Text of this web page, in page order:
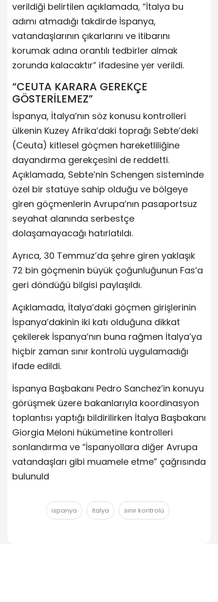
verildiği belirtilen açıklamada, “İtalya bu
adımı atmadığı takdirde İspanya,
vatandaşlarının çıkarlarını ve itibarını
korumak adına orantılı tedbirler almak
zorunda kalacaktır” ifadesine yer verildi.
“CEUTA KARARA GEREKÇE
GÖSTERİLEMEZ”
İspanya, İtalya’nın söz konusu kontrolleri
ülkenin Kuzey Afrika’daki toprağı Sebte’deki
(Ceuta) kitlesel göçmen hareketliliğine
dayandırma gerekçesini de reddetti.
Açıklamada, Sebte’nin Schengen sisteminde
özel bir statüye sahip olduğu ve bölgeye
giren göçmenlerin Avrupa’nın pasaportsuz
seyahat alanında serbestçe
dolaşamayacağı hatırlatıldı.
Ayrıca, 30 Temmuz’da şehre giren yaklaşık
72 bin göçmenin büyük çoğunluğunun Fas’a
geri döndüğü bilgisi paylaşıldı.
Açıklamada, İtalya’daki göçmen girişlerinin
İspanya’dakinin iki katı olduğuna dikkat
çekilerek İspanya’nın buna rağmen İtalya’ya
hiçbir zaman sınır kontrolü uygulamadığı
ifade edildi.
İspanya Başbakanı Pedro Sanchez’in konuyu
görüşmek üzere bakanlarıyla koordinasyon
toplantısı yaptığı bildirilirken İtalya Başbakanı
Giorgia Meloni hükümetine kontrolleri
sonlandırma ve “İspanyollara diğer Avrupa
vatandaşları gibi muamele etme” çağrısında
bulunuld
ispanya italya sınır kontrolü